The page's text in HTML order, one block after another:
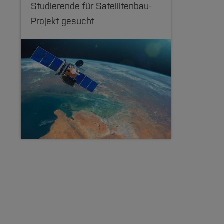
Studierende für Satellitenbau-
Projekt gesucht